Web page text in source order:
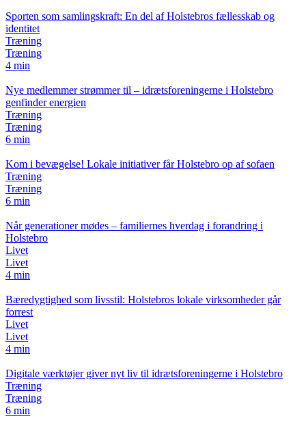
Sporten som samlingskraft: En del af Holstebros fællesskab og
identitet
Træning
Træning
4 min
Nye medlemmer strømmer til – idrætsforeningerne i Holstebro
genfinder energien
Træning
Træning
6 min
Kom i bevægelse! Lokale initiativer får Holstebro op af sofaen
Træning
Træning
6 min
Når generationer mødes – familiernes hverdag i forandring i
Holstebro
Livet
Livet
4 min
Bæredygtighed som livsstil: Holstebros lokale virksomheder går
forrest
Livet
Livet
4 min
Digitale værktøjer giver nyt liv til idrætsforeningerne i Holstebro
Træning
Træning
6 min